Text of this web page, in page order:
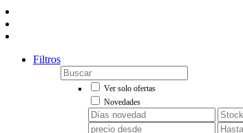
Filtros
Ver solo ofertas
Novedades